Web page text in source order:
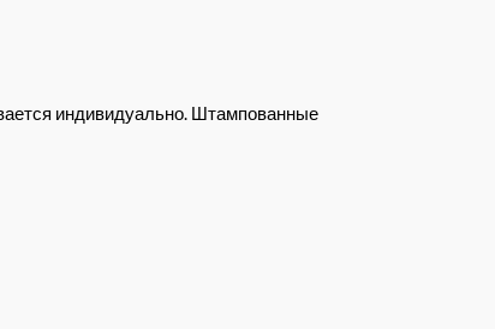
индивидуально. Штампованные